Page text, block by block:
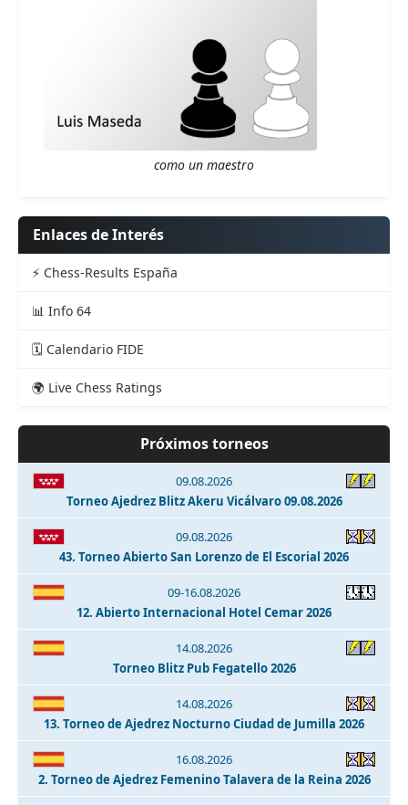
como un maestro
Enlaces de Interés
⚡ Chess-Results España
📊 Info 64
🗓️ Calendario FIDE
🌍 Live Chess Ratings
Próximos torneos
09.08.2026
Torneo Ajedrez Blitz Akeru Vicálvaro 09.08.2026
09.08.2026
43. Torneo Abierto San Lorenzo de El Escorial 2026
09-16.08.2026
12. Abierto Internacional Hotel Cemar 2026
14.08.2026
Torneo Blitz Pub Fegatello 2026
14.08.2026
13. Torneo de Ajedrez Nocturno Ciudad de Jumilla 2026
16.08.2026
2. Torneo de Ajedrez Femenino Talavera de la Reina 2026